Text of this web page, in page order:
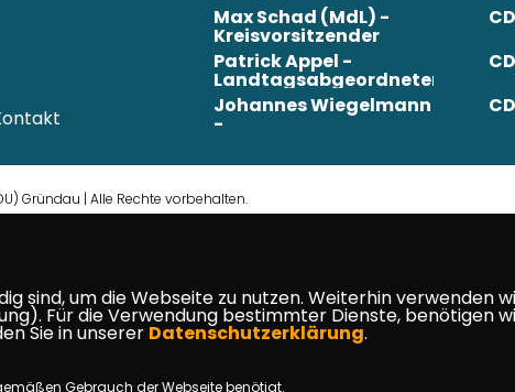
Max Schad (MdL) -
Kreisvorsitzender
Patrick Appel -
Landtagsabgeordneter
Johannes Wiegelmann
-
Gründau | Alle Rechte vorbehalten.
sind, um die Webseite zu nutzen. Weiterhin verwenden
Für die Verwendung bestimmter Dienste, benötigen
Sie in unserer Datenschutzerklärung.
Gebrauch der Webseite benötigt.